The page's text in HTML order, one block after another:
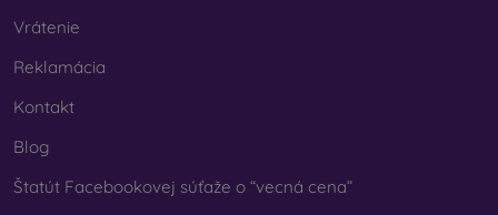
Vrátenie
Reklamácia
Kontakt
Blog
Štatút Facebookovej súťaže o “vecná cena”